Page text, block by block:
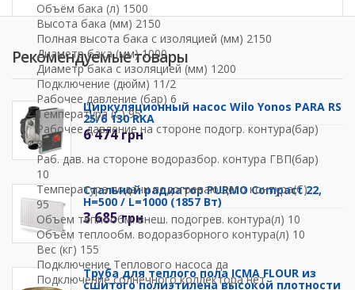
Объём бака (л) 1500
Высота бакa (мм) 2150
Полная высота бакa с изоляцией (мм) 2150
Диаметр бака (мм) 1000
Диаметр бака с изоляцией (мм) 1200
Подключение (дюйм) 11/2
Рабочее давление (бар) 6
Температура (C) 95
Рабочее давление на стороне подогр. контура(бар)
3
Раб. дав. на стороне водоразбор. контура ГВП(бар)
10
Температура подачи подогревающего контура(C)
95
Объем теплообм. внеш. подогрев. контура(л) 10
Объем теплообм. водоразборного контура(л) 10
Вес (кг) 155
Подключение Теплового насоса да
Подключение солнечного коллектора нет
Рекомендуемые товары
Циркуляционный насос Wilo Yonos PARA RS
25/6 130 RKA
6 474грн
Стальной радиатор PURMO Compact 22,
H=500 / L=1000 (1857 Вт)
3 685 грн
Труба для теплого пола ICMA FLOUR из
сшитого полиэтилена высокой плотности